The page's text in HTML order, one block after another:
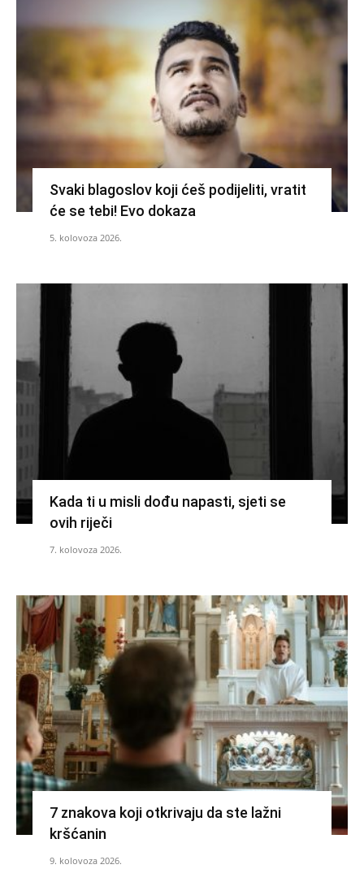
Svaki blagoslov koji ćeš podijeliti, vratit
će se tebi! Evo dokaza
5. kolovoza 2026.
Kada ti u misli dođu napasti, sjeti se
ovih riječi
7. kolovoza 2026.
7 znakova koji otkrivaju da ste lažni
kršćanin
9. kolovoza 2026.